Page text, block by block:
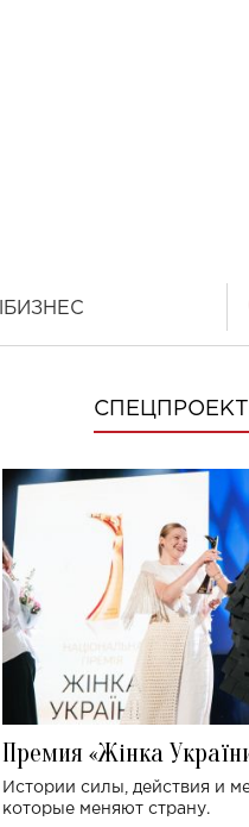
БИЗНЕС
Премия «Жінка
Истории силы, действия и
которые меняют страну.